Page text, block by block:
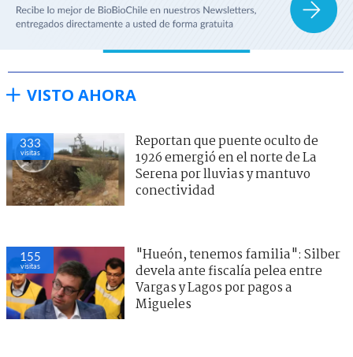
VISTO AHORA
333
visitas
Reportan que puente oculto de
1926 emergió en el norte de La
Serena por lluvias y mantuvo
conectividad
155
visitas
"Hueón, tenemos familia": Silber
devela ante fiscalía pelea entre
Vargas y Lagos por pagos a
Migueles